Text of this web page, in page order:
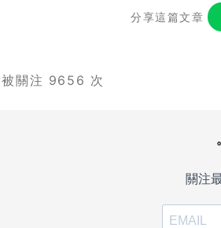
分享這篇文章
被關注 9656 次